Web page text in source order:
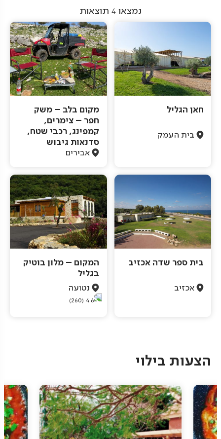
נמצאו 4 תוצאות
חאן הגליל
בית העמק
מקום בלב – משק
חפר – צימרים,
קמפינג, רכבי שטח,
סדנאות גיבוש
אבירים
בית ספר שדה אכזיב
אכזיב
המקום – מלון בוטיק
בגליל
נטועה
4.6
(260)
הצעות בילוי